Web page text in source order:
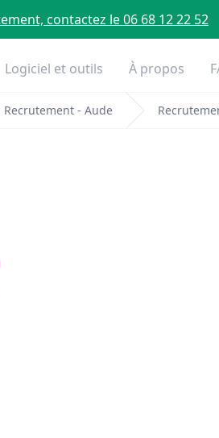
contactez le 06 68 12 22 52
Logiciel et outils À propos
Recrutement - Aude